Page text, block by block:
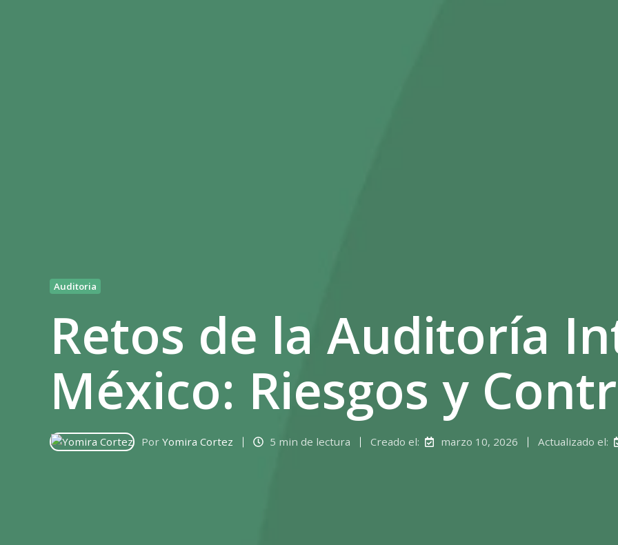
Auditoria
Retos de la Auditoría
México: Riesgos y
Por Yomira Cortez 5 min de lectura Creado el: marzo 10, 2026 Actualizado el: